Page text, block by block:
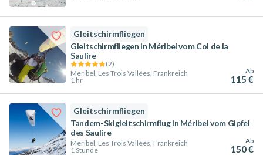
Gleitschirmfliegen
Gleitschirmfliegen in Méribel vom Col de la
Saulire
(2)
Meribel, Les Trois Vallées, Frankreich
1 hr
Ab
115 €
Gleitschirmfliegen
Tandem-Skigleitschirmflug in Méribel vom Gipfel
des Saulire
Meribel, Les Trois Vallées, Frankreich
1 Stunde
Ab
150 €